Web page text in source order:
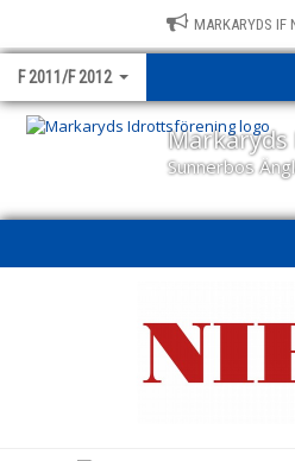
MARKARYDS IF
F 2011/F 2012
Markaryds
Sunnerbos